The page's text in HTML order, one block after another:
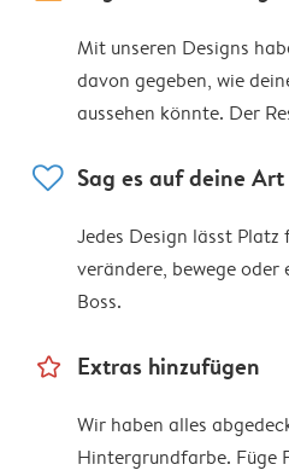
Mit unseren Designs
davon gegeben, wie
aussehen könnte. Der
heart Sag es auf deine Art
Jedes Design lässt Platz
verändere, bewege
Boss.
star_outline Extras hinzufügen
Wir haben alles
Hintergrundfarbe. Füge